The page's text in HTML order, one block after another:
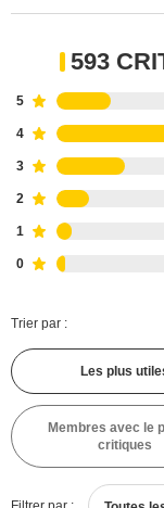
593
5
4
3
2
1
0
Trier par :
Les plus
Membres avec le
critiques